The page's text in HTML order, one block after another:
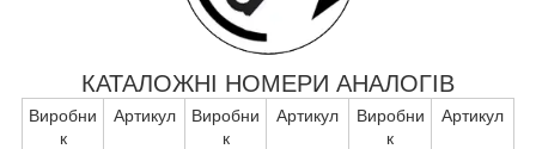
КАТАЛОЖНІ НОМЕРИ АНАЛОГІВ
Виробни
к
Артикул
Виробни
к
Артикул
Виробни
к
Артикул